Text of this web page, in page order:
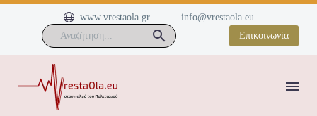

 www.vrestaola.gr
info@vrestaola.eu
Επικοινωνία